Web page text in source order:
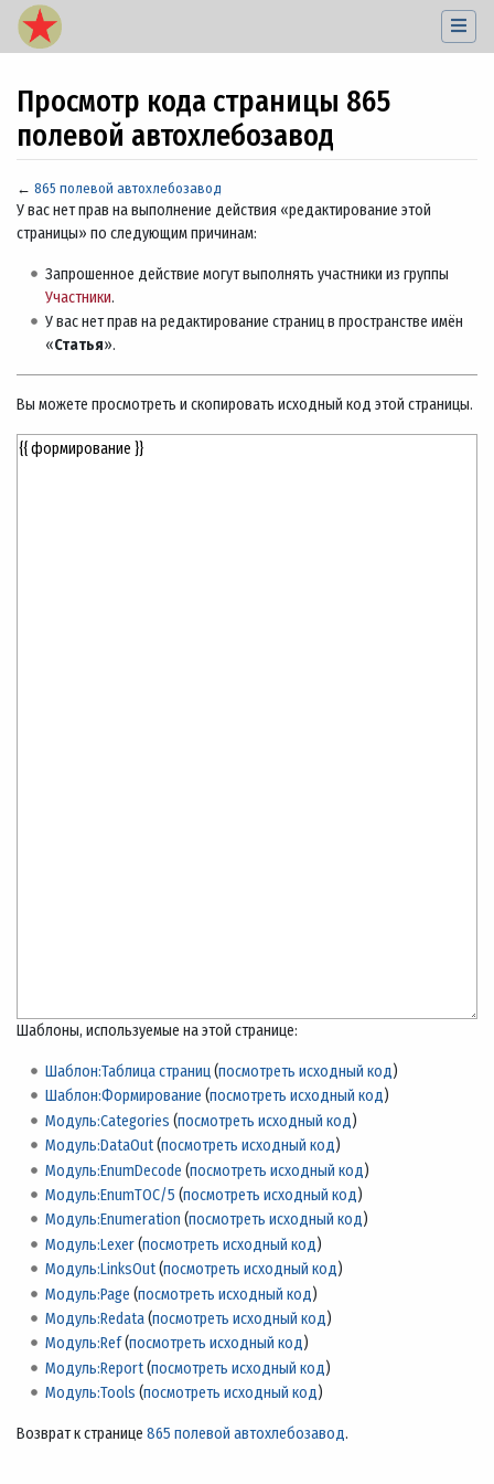
Просмотр кода страницы 865
полевой автохлебозавод
← 865 полевой автохлебозавод
Перейти к:навигация,поиск
У вас нет прав на выполнение действия «редактирование этой
страницы» по следующим причинам:
Запрошенное действие могут выполнять участники из группы
Участники.
У вас нет прав на редактирование страниц в пространстве имён
«Статья».
Вы можете просмотреть и скопировать исходный код этой страницы.
Шаблоны, используемые на этой странице:
Шаблон:Таблица страниц(посмотреть исходный код)
Шаблон:Формирование (посмотреть исходный код)
Модуль:Categories (посмотреть исходный код)
Модуль:DataOut(посмотреть исходный код)
Модуль:EnumDecode (посмотреть исходный код)
Модуль:EnumTOC/5 (посмотреть исходный код)
Модуль:Enumeration (посмотреть исходный код)
Модуль:Lexer(посмотреть исходный код)
Модуль:LinksOut(посмотреть исходный код)
Модуль:Page (посмотреть исходный код)
Модуль:Redata(посмотреть исходный код)
Модуль:Ref(посмотреть исходный код)
Модуль:Report(посмотреть исходный код)
Модуль:Tools (посмотреть исходный код)
Возврат к странице 865 полевой автохлебозавод.